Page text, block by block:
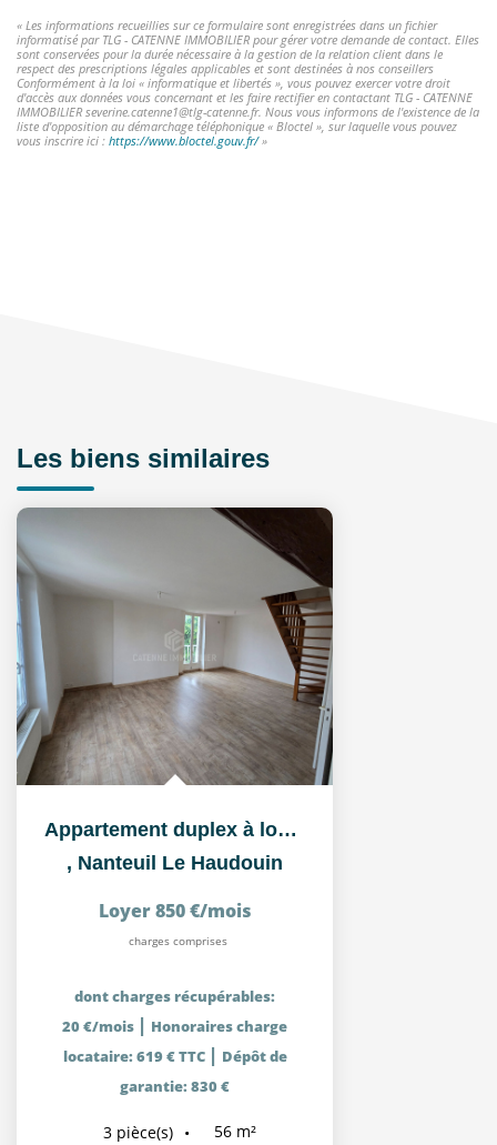
« Les informations recueillies sur ce formulaire sont enregistrées dans un fichier
informatisé par TLG - CATENNE IMMOBILIER pour gérer votre demande de contact. Elles
sont conservées pour la durée nécessaire à la gestion de la relation client dans le
respect des prescriptions légales applicables et sont destinées à nos conseillers
Conformément à la loi « informatique et libertés », vous pouvez exercer votre droit
d'accès aux données vous concernant et les faire rectifier en contactant TLG - CATENNE
IMMOBILIER severine.catenne1@tlg-catenne.fr. Nous vous informons de l'existence de la
liste d'opposition au démarchage téléphonique « Bloctel », sur laquelle vous pouvez
vous inscrire ici : https://www.bloctel.gouv.fr/»
Les biens similaires
Appartement duplex à louer à Nanteuil-le-Haudouin (60440) -...
, Nanteuil Le Haudouin
Loyer 850 €/mois
charges comprises
dont charges récupérables:
20 €/mois | Honoraires charge
locataire: 619 € TTC | Dépôt de
garantie: 830 €
3 pièce(s) 56 m²